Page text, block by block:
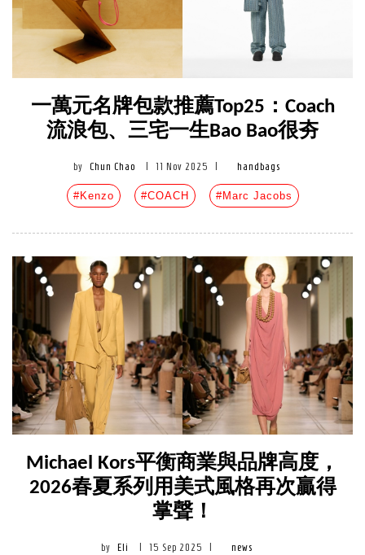
一萬元名牌包款推薦Top25：Coach
流浪包、三宅一生Bao Bao很夯
by Chun Chao 11 Nov 2025 handbags
#Kenzo #COACH #Marc Jacobs
Michael Kors平衡商業與品牌高度，
2026春夏系列用美式風格再次贏得
掌聲！
by Eli 15 Sep 2025 news